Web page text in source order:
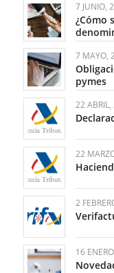
7 JUNIO,
¿Cómo
7 MAYO,
pymes
22
22
2
16